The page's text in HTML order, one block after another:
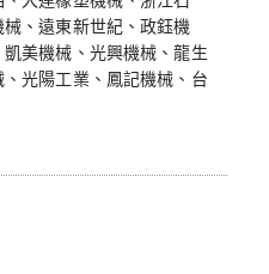
、遠東新世紀、政鈺機
美機械、光興機械、龍生
光陽工業、鳳記機械、台